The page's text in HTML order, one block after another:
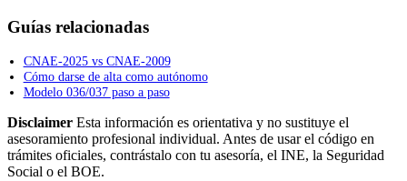
Guías relacionadas
CNAE-2025 vs CNAE-2009
Cómo darse de alta como autónomo
Modelo 036/037 paso a paso
Disclaimer Esta información es orientativa y no sustituye el
asesoramiento profesional individual. Antes de usar el código en
trámites oficiales, contrástalo con tu asesoría, el INE, la Seguridad
Social o el BOE.